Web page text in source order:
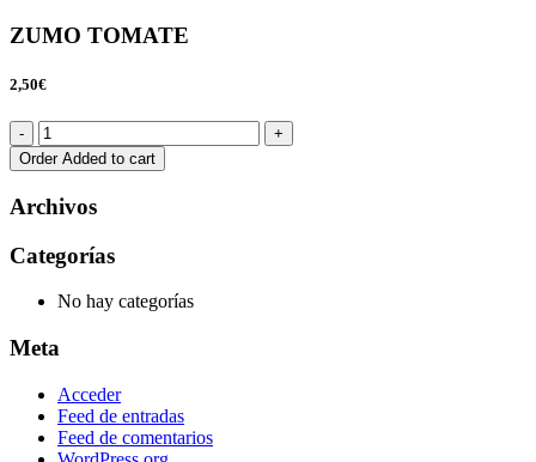
ZUMO TOMATE
2,50€
Order Added to cart
Archivos
Categorías
No hay categorías
Meta
Acceder
Feed de entradas
Feed de comentarios